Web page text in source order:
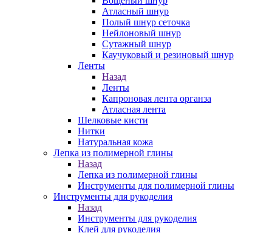
Атласный шнур
Полый шнур сеточка
Нейлоновый шнур
Сутажный шнур
Каучуковый и резиновый шнур
Ленты
Назад
Ленты
Капроновая лента органза
Атласная лента
Шелковые кисти
Нитки
Натуральная кожа
Лепка из полимерной глины
Назад
Лепка из полимерной глины
Инструменты для полимерной глины
Инструменты для рукоделия
Назад
Инструменты для рукоделия
Клей для рукоделия